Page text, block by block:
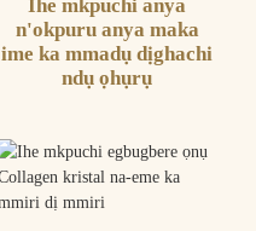
Ihe mkpuchi anya
n'okpuru anya maka
ime ka mmadụ dịghachi
ndụ ọhụrụ